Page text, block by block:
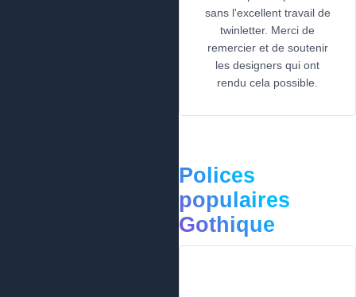
sans l'excellent travail de
twinletter. Merci de
remercier et de soutenir
les designers qui ont
rendu cela possible.
Polices
populaires
Gothique